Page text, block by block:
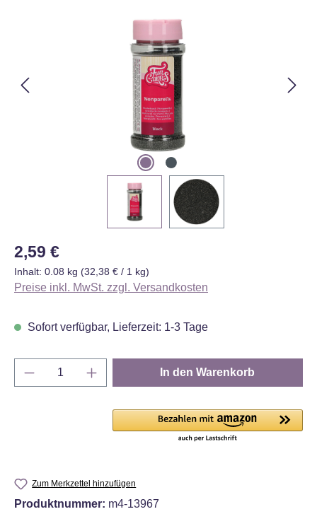
Regulärer Preis:
2,59 €
Inhalt: 0.08 kg (32,38 € / 1 kg)
Preise inkl. MwSt. zzgl. Versandkosten
Sofort verfügbar, Lieferzeit: 1-3 Tage
Produkt Anzahl: Gib den gewünschten
In den Warenkorb
Zum Merkzettel hinzufügen
Produktnummer: m4-13967